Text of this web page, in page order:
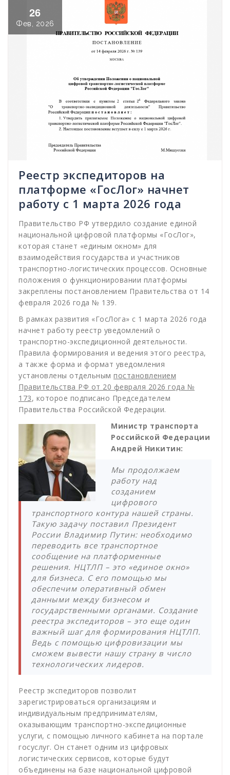
26
Фев, 2026
Реестр экспедиторов на
платформе «ГосЛог» начнет
работу с 1 марта 2026 года
Правительство РФ утвердило создание единой
национальной цифровой платформы «ГосЛог»,
которая станет «единым окном» для
взаимодействия государства и участников
транспортно-логистических процессов. Основные
положения о функционировании платформы
закреплены постановлением Правительства от 14
февраля 2026 года № 139.
В рамках развития «ГосЛога» с 1 марта 2026 года
начнет работу реестр уведомлений о
транспортно-экспедиционной деятельности.
Правила формирования и ведения этого реестра,
а также форма и формат уведомления
установлены отдельным постановлением
Правительства РФ от 20 февраля 2026 года №
173, которое подписано Председателем
Правительства Российской Федерации.
Министр транспорта
Российской Федерации
Андрей Никитин:
Мы продолжаем
работу над
созданием
цифрового
транспортного контура нашей страны.
Такую задачу поставил Президент
России Владимир Путин: необходимо
переводить все транспортное
сообщение на платформенные
решения. НЦТЛП – это «единое окно»
для бизнеса. С его помощью мы
обеспечим оперативный обмен
данными между бизнесом и
государственными органами. Создание
реестра экспедиторов – это еще один
важный шаг для формирования НЦТЛП.
Ведь с помощью цифровизации мы
сможем вывести нашу страну в число
технологических лидеров.
Реестр экспедиторов позволит
зарегистрироваться организациям и
индивидуальным предпринимателям,
оказывающим транспортно-экспедиционные
услуги, с помощью личного кабинета на портале
госуслуг. Он станет одним из цифровых
логистических сервисов, которые будут
объединены на базе национальной цифровой